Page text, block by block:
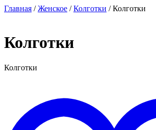
Главная /Женское /Колготки / Колготки
Колготки
Колготки